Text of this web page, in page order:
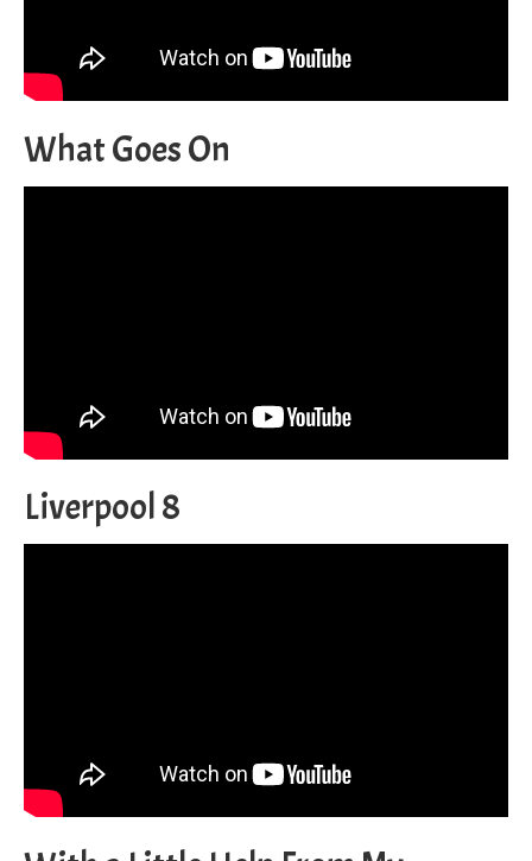
What Goes On
Liverpool 8